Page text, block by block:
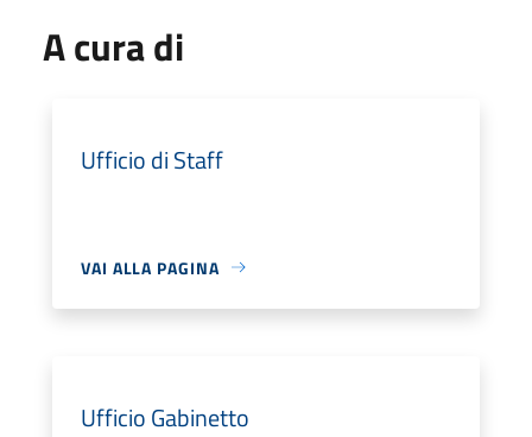
A cura di
Ufficio di Staff
VAI ALLA PAGINA
Ufficio Gabinetto